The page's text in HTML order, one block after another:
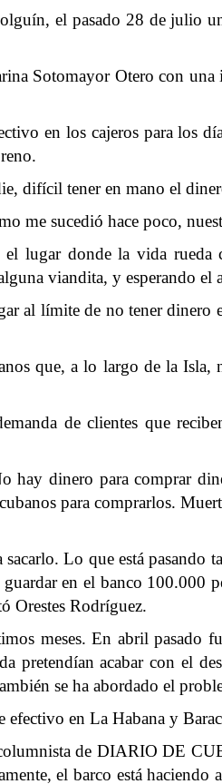
el pasado 28 de julio
Sotomayor Otero con una
en los cajeros para los
difícil tener en mano el
me sucedió hace poco,
lugar donde la vida
viandita, y esperando el
al límite de no tener dinero
que, a lo largo de la Isla,
de clientes que
hay dinero para comprar
para comprarlos.
Lo que está pasando
en el banco 100.000
Orestes Rodríguez.
meses. En abril pasado
pretendían acabar con el
se ha abordado el
en La Habana y
de DIARIO DE
el barco está haciendo